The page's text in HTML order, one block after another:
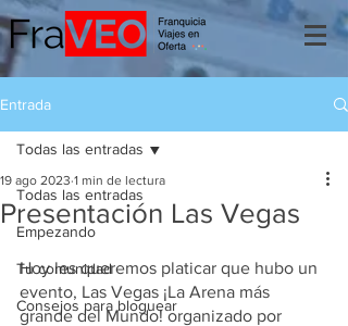
Entrada
Todas las entradas
Empezando
Tu comunidad
Consejos para bloguear
Todas las entradas
Presentación Las Vegas
19 ago 2023 1 min de lectura
Hoy les queremos platicar que hubo un
evento, Las Vegas ¡La Arena más
grande del Mundo! organizado por